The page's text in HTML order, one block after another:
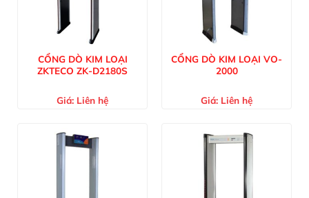
CỔNG DÒ KIM LOẠI
ZKTECO ZK-D2180S
Giá: Liên hệ
CỔNG DÒ KIM LOẠI VO-
2000
Giá: Liên hệ